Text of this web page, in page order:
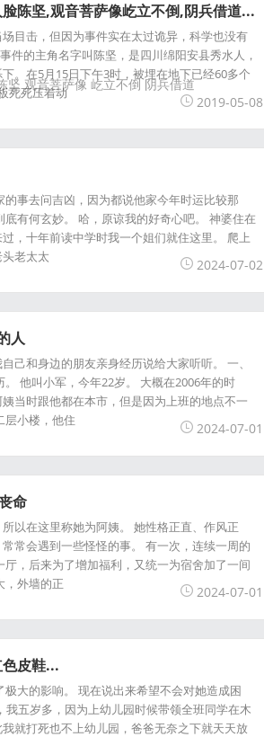
陈坚,观音菩萨像屹立不倒,阴兵借道...
目击，但因为事件实在太过诡异，科学也没有
件的主角名字叫陈坚，是四川绵阳安县秀水人，
。在5月15日下午3时，被埋在地下已经60多个
死死压着动
坚 观音菩萨像 屹立不倒 阴兵借道
2019-05-08
事去问吉凶，因为都说他家今年时运比较那
有何玄妙。 哈，原谅我的好奇心吧。 神婆住在
，十年前读中学时我一个姐们就住这里。 爬上
老太太
2024-07-02
人
己和身边的朋友亲身经历说给大家听听。 一、
他叫小军，今年22岁。 大概在2006年的时
当时跟他都在本市，但是因为上班的地点不一
层小楼，他住
2024-07-01
命
以在这里称她为阿姨。 她性格正直、作风正
常会遇到一些怪怪的事。 有一次，连续一周的
，后来为了增加福利，又统一为宿舍加了一间
，外墙的正
2024-07-01
皮鞋...
大的影响。 现在说出来希望不会对她造成困
五岁多，因为上幼儿园时候带领全班同学在木
就打死也不上幼儿园，爸爸无奈之下就天天放